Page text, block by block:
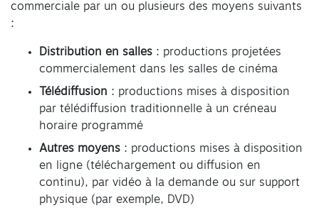
commerciale par un ou plusieurs des moyens suivants
:
Distribution en salles : productions projetées
commercialement dans les salles de cinéma
Télédiffusion : productions mises à disposition
par télédiffusion traditionnelle à un créneau
horaire programmé
Autres moyens : productions mises à disposition
en ligne (téléchargement ou diffusion en
continu), par vidéo à la demande ou sur support
physique (par exemple, DVD)